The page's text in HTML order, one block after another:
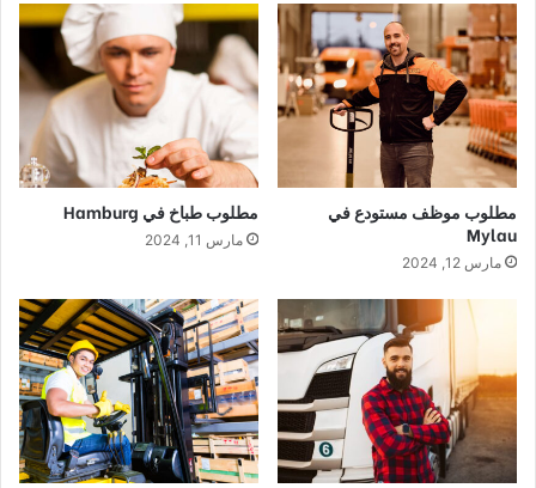
مطلوب موظف مستودع في
Mylau
مارس 12, 2024
مطلوب طباخ في Hamburg
مارس 11, 2024